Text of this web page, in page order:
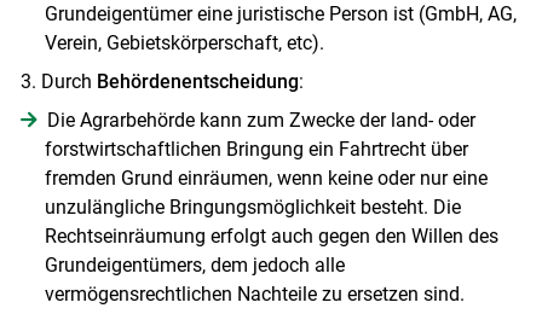
Grundeigentümer eine juristische Person ist (GmbH, AG,
Verein, Gebietskörperschaft, etc).
3. Durch Behördenentscheidung:
Die Agrarbehörde kann zum Zwecke der land- oder
forstwirtschaftlichen Bringung ein Fahrtrecht über
fremden Grund einräumen, wenn keine oder nur eine
unzulängliche Bringungsmöglichkeit besteht. Die
Rechtseinräumung erfolgt auch gegen den Willen des
Grundeigentümers, dem jedoch alle
vermögensrechtlichen Nachteile zu ersetzen sind.